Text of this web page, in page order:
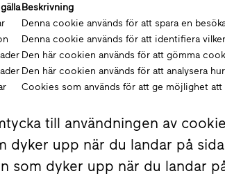
Beskrivning
Denna cookie används för att spara en
Denna cookie används för att identifiera
Den här cookien används för att gömma
Den här cookien används för att analysera
Cookies som används för att ge möjlighet att
till användningen av
dyker upp när du landar på
som dyker upp när du landar